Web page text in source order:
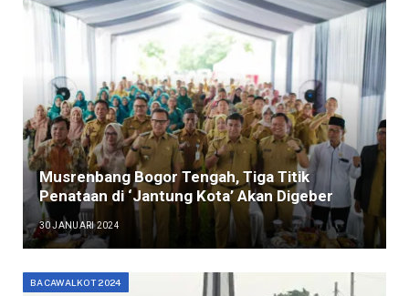
Musrenbang Bogor Tengah, Tiga Titik
Penataan di ‘Jantung Kota’ Akan Digeber
30 JANUARI 2024
BACAWALKOT 2024